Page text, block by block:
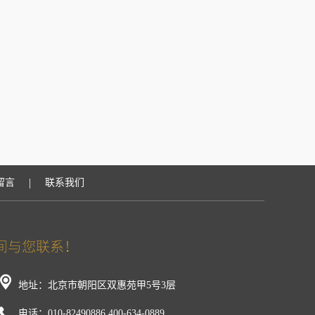
言 | 联系我们
地址：北京市朝阳区双惠苑甲5号3层